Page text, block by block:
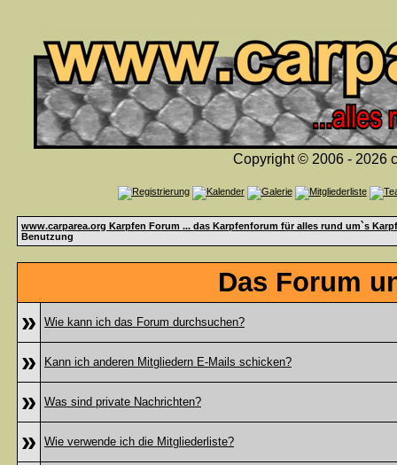
Copyright © 2006 - 2026
www.carparea.org Karpfen Forum ... das Karpfenforum für alles rund um`s
Benutzung
Das Forum
»
Wie kann ich das Forum durchsuchen?
» Kann ich anderen Mitgliedern E-Mails schicken?
» Was sind private Nachrichten?
» Wie verwende ich die Mitgliederliste?